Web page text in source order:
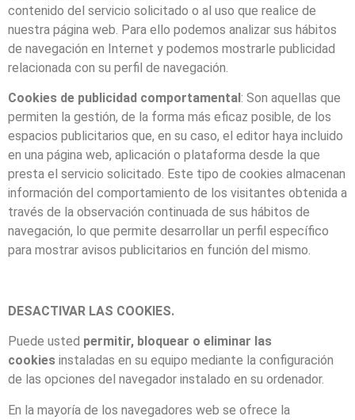
contenido del servicio solicitado o al uso que realice de
nuestra página web. Para ello podemos analizar sus hábitos
de navegación en Internet y podemos mostrarle publicidad
relacionada con su perfil de navegación.
Cookies de publicidad comportamental: Son aquellas que
permiten la gestión, de la forma más eficaz posible, de los
espacios publicitarios que, en su caso, el editor haya incluido
en una página web, aplicación o plataforma desde la que
presta el servicio solicitado. Este tipo de cookies almacenan
información del comportamiento de los visitantes obtenida a
través de la observación continuada de sus hábitos de
navegación, lo que permite desarrollar un perfil específico
para mostrar avisos publicitarios en función del mismo.
DESACTIVAR LAS COOKIES.
Puede usted permitir, bloquear o eliminar las
cookies instaladas en su equipo mediante la configuración
de las opciones del navegador instalado en su ordenador.
En la mayoría de los navegadores web se ofrece la